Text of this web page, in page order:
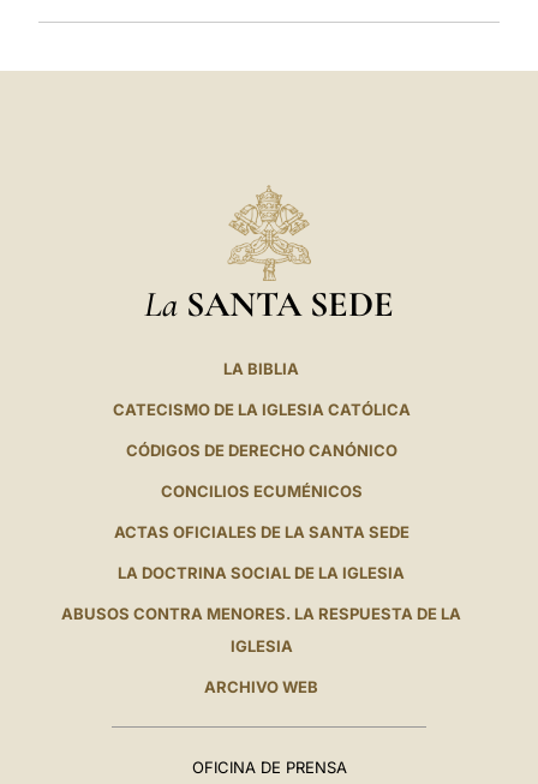
La SANTA SEDE
LA BIBLIA
CATECISMO DE LA IGLESIA CATÓLICA
CÓDIGOS DE DERECHO CANÓNICO
CONCILIOS ECUMÉNICOS
ACTAS OFICIALES DE LA SANTA SEDE
LA DOCTRINA SOCIAL DE LA IGLESIA
ABUSOS CONTRA MENORES. LA RESPUESTA DE LA
IGLESIA
ARCHIVO WEB
OFICINA DE PRENSA